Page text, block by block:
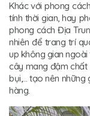
Khác với phong
tính thời gian, hay
phong cách Địa
nhiên để trang trí
up không gian
cây mang đậm chất
bụi,… tạo nên những
hàng.